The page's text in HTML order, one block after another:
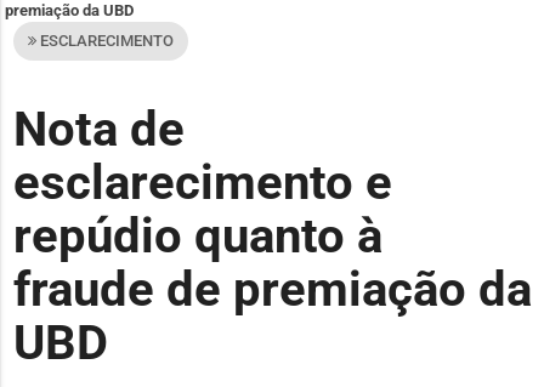
premiação da UBD
ESCLARECIMENTO
Nota de
esclarecimento e
repúdio quanto à
fraude de premiação da
UBD